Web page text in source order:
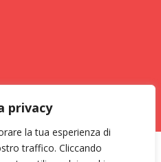
privacy
la tua esperienza di
traffico. Cliccando